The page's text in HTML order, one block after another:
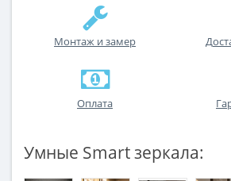
Монтаж и замер
Оплата
Умные Smart зеркала: